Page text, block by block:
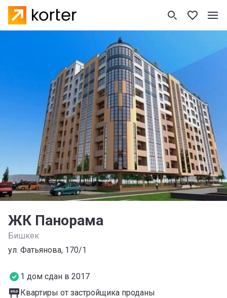
ЖК Панорама
Бишкек
ул. Фатьянова, 170/1
1 дом сдан в 2017
Квартиры от застройщика проданы